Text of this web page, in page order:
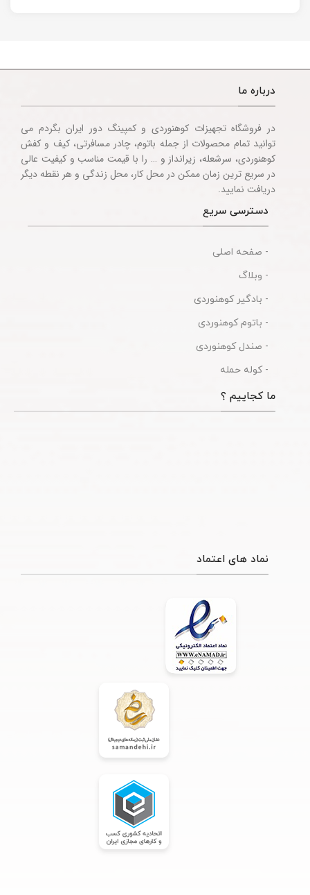
درباره ما
در فروشگاه تجهیزات کوهنوردی و کمپینگ دور ایران بگردم می
توانید تمام محصولات از جمله باتوم، چادر مسافرتی، کیف و کفش
کوهنوردی، سرشعله، زیرانداز و … را با قیمت مناسب و کیفیت عالی
در سریع ترین زمان ممکن در محل کار، محل زندگی و هر نقطه دیگر
دریافت نمایید.
دسترسی سریع
- صفحه اصلی
- وبلاگ
- بادگیر کوهنوردی
- باتوم کوهنوردی
- صندل کوهنوردی
- کوله حمله
ما کجاییم ؟
نماد های اعتماد